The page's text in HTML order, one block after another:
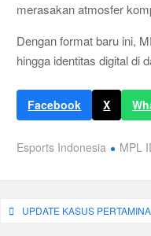
merasakan atmosfer
Dengan format baru ini,
hingga identitas digital di
Facebook X
Esports Indonesia MPL
Navigasi
UPDATE KASUS